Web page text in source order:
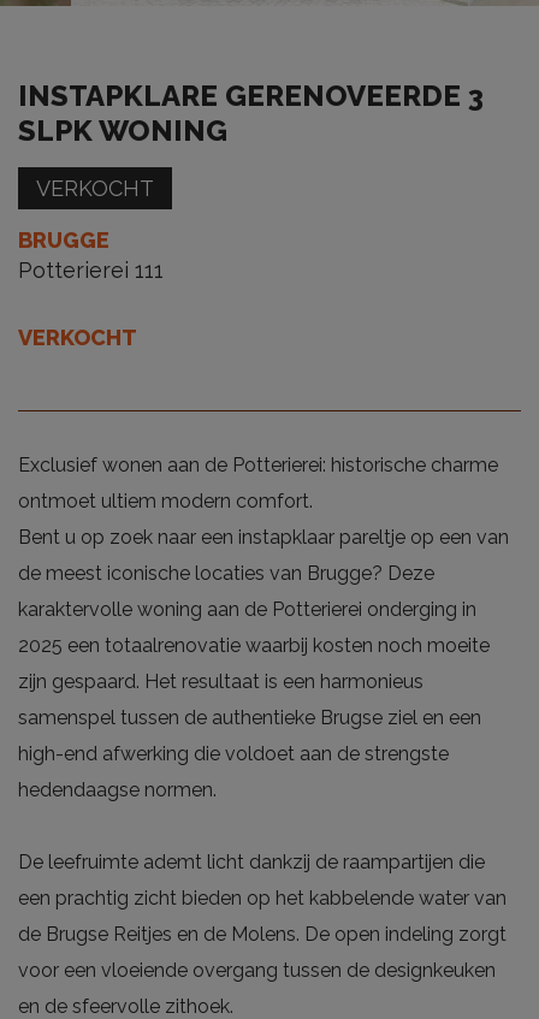
INSTAPKLARE GERENOVEERDE 3
SLPK WONING
VERKOCHT
BRUGGE
Potterierei 111
VERKOCHT
Exclusief wonen aan de Potterierei: historische charme
ontmoet ultiem modern comfort.
Bent u op zoek naar een instapklaar pareltje op een van
de meest iconische locaties van Brugge? Deze
karaktervolle woning aan de Potterierei onderging in
2025 een totaalrenovatie waarbij kosten noch moeite
zijn gespaard. Het resultaat is een harmonieus
samenspel tussen de authentieke Brugse ziel en een
high-end afwerking die voldoet aan de strengste
hedendaagse normen.
De leefruimte ademt licht dankzij de raampartijen die
een prachtig zicht bieden op het kabbelende water van
de Brugse Reitjes en de Molens. De open indeling zorgt
voor een vloeiende overgang tussen de designkeuken
en de sfeervolle zithoek.